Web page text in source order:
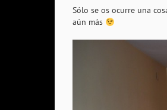
Sólo se os ocurre una
aún más